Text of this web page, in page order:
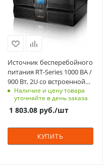
В (максимальное)
300
Входное напряжение
230
В стойку (rack)
Вес, кг
12
Источник бесперебойного
питания RT-Series 1000 ВА /
900 Вт, 2U со встроенной
батареей
Наличие и цену товара
уточняйте в день заказа
1 803.08руб./шт
КУПИТЬ